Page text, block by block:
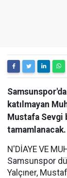
katılmayan
Mustafa Sevgi
tamamlanacak.
N'DİAYE VE
Samsunspor
Yalçıner,